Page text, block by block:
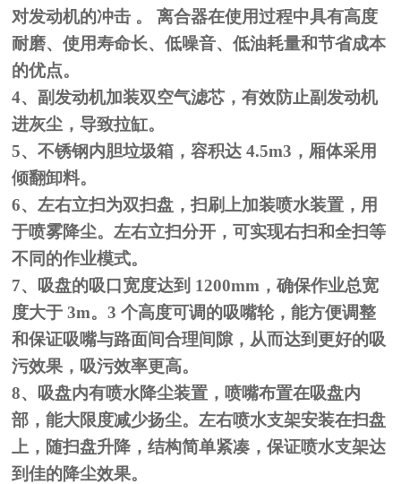
对发动机的冲击 。 离合器在使用过程中具有高度
耐磨、使用寿命长、低噪音、低油耗量和节省成本
的优点。
4、副发动机加装双空气滤芯，有效防止副发动机
进灰尘，导致拉缸。
5、不锈钢内胆垃圾箱，容积达 4.5m3，厢体采用
倾翻卸料。
6、左右立扫为双扫盘，扫刷上加装喷水装置，用
于喷雾降尘。左右立扫分开，可实现右扫和全扫等
不同的作业模式。
7、吸盘的吸口宽度达到 1200mm ，确保作业总宽
度大于 3m。3个高度可调的吸嘴轮，能方便调整
和保证吸嘴与路面间合理间隙，从而达到 更好的吸
污效果，吸污效率更高。
8、吸盘内有喷水降尘装置，喷嘴布置在吸盘内
部，能大限度减少扬尘。左右喷水支架安装在扫盘
上，随扫盘升降，结构简单紧凑，保证喷水支架达
到佳的降尘效果。